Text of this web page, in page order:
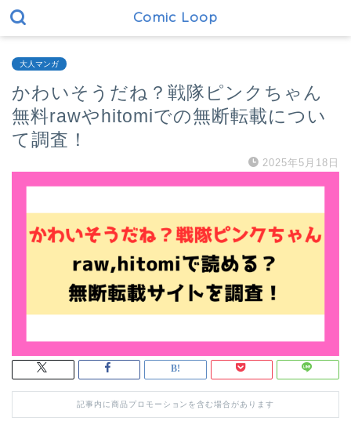
Comic Loop
大人マンガ
かわいそうだね？戦隊ピンクちゃん
無料rawやhitomiでの無断転載につい
て調査！
2025年5月18日
記事内に商品プロモーションを含む場合があります